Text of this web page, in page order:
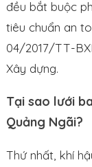
đều bắt buộc
tiêu chuẩn an
04/2017/TT-
Xây dựng.
Tại sao lưới
Quảng Ngãi?
Thứ nhất, khí